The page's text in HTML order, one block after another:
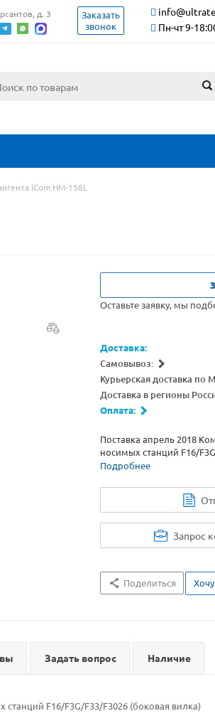
д. 3
Заказать
звонок
Пн-чт 9-
iCom HM-158L
Оставьте заявку, мы
Доставка:
Самовывоз:
Курьерская доставка
Доставка в регионы
Оплата:
Поставка апрель 2018
носимых станций F16/
Подробнее
Запрос
Поделиться
Задать вопрос Наличие
F16/F3G/F33/F3026 (боковая вилка)